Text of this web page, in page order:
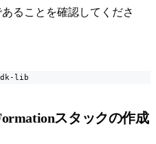
ることを確認してくださ
lib
スタックの作成